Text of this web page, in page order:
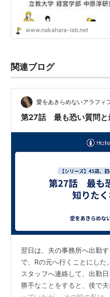
www.nakahara-lab.net
関連ブログ
愛をあきらめないアラフィ
第27話 最も恐い質問と
翌日は、夫の事務所へ出勤
で、Rの元へ行くことにし
スタッフへ連絡して、出勤
勝手なことをすると、後で